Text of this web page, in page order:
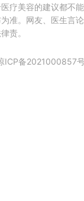
疗美容的建议都不
准。网友、医生言
责。
ICP备2021000857